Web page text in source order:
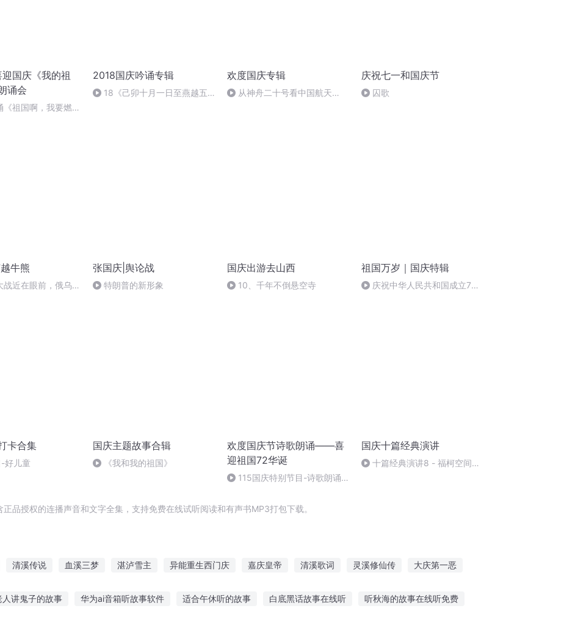
国庆《我的祖
诵会
《祖国啊，我要燃
2018国庆吟诵专辑
18《己卯十月一日至燕越五
欢度国庆专辑
从神舟二十号看中国航天
庆祝七一和国庆节
囚歌
牛熊
战近在眼前，俄乌冲
张国庆|舆论战
特朗普的新形象
国庆出游去山西
10、千年不倒悬空寺
祖国万岁｜国庆特辑
庆祝中华人民共和国成立73
卡合集
好儿童
国庆主题故事合辑
《我和我的祖国》
欢度国庆节诗歌朗诵——喜
迎祖国72华诞
115国庆特别节目-诗歌朗诵-
国庆十篇经典演讲
十篇经典演讲8 - 福柯空间回
品授权的连播声音和文字全集，支持免费在线试听阅读和有声书MP3打包下载。
清溪传说 血溪三梦 湛泸雪主 异能重生西门庆 嘉庆皇帝 清溪歌词 灵溪修仙传 大庆第一恶
人讲鬼子的故事 华为ai音箱听故事软件 适合午休听的故事 白底黑话故事在线听 听秋海的故事在线听免费